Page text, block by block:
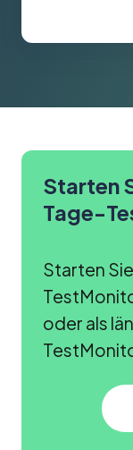
Starten
Tage-
Starten
oder als